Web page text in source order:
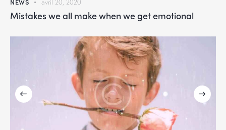
avril 20, 2020
Mistakes we all make when we get emotional